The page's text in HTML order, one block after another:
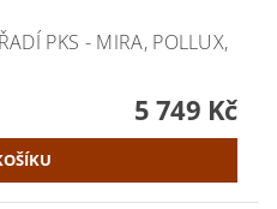
PKS - MIRA, POLLUX,
5 749 Kč